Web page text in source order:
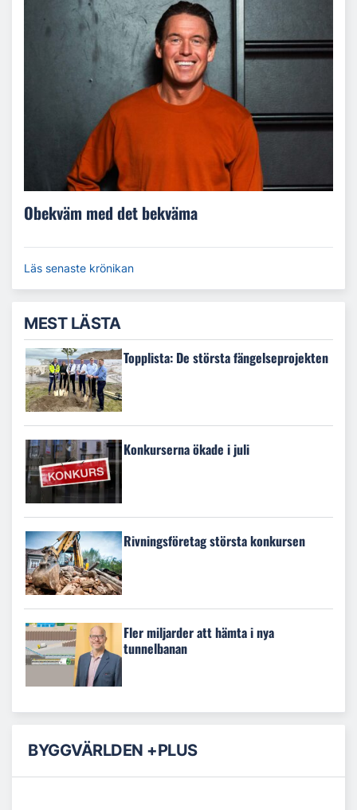
Obekväm med det bekväma
Läs senaste krönikan
MEST LÄSTA
Topplista: De största fängelseprojekten
Konkurserna ökade i juli
Rivningsföretag största konkursen
Fler miljarder att hämta i nya
tunnelbanan
BYGGVÄRLDEN +PLUS